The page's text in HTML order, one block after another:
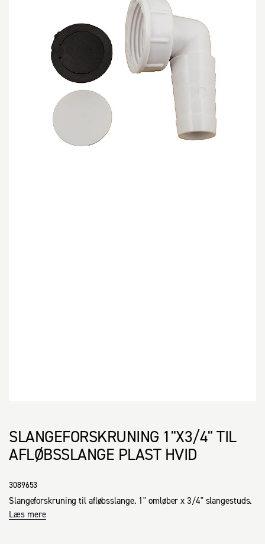
SLANGEFORSKRUNING 1"X3/4" TIL
AFLØBSSLANGE PLAST HVID
3089653
Slangeforskruning til afløbsslange. 1" omløber x 3/4" slangestuds.
Læs mere